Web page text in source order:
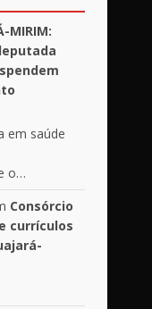
MIRIM:
em saúde
o…
Consórcio
currículos